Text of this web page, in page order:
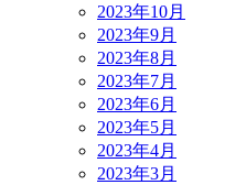
2023年10月
2023年9月
2023年8月
2023年7月
2023年6月
2023年5月
2023年4月
2023年3月